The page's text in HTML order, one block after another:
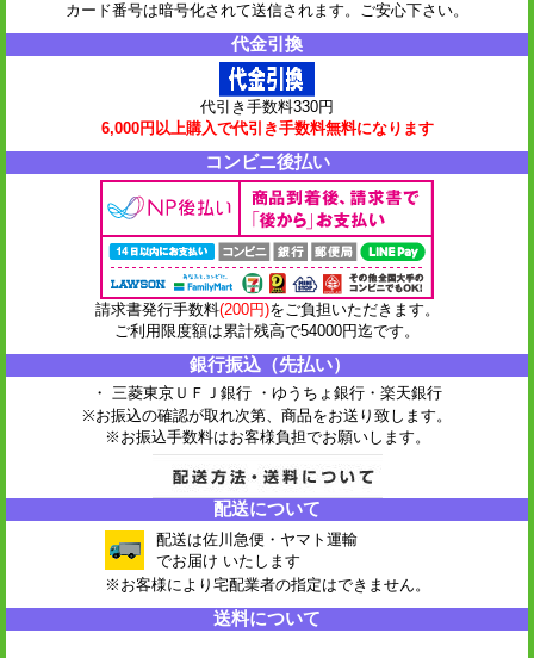
カード番号は暗号化されて送信されます。ご安心下さい。
代金引換
代引き手数料330円
6,000円以上購入で代引き手数料無料になります
コンビニ後払い
請求書発行手数料(200円)をご負担いただきます。
ご利用限度額は累計残高で54000円迄です。
銀行振込（先払い）
・ 三菱東京ＵＦＪ銀行 ・ゆうちょ銀行 ・楽天銀行
※お振込の確認が取れ次第、商品をお送り致します。
※お振込手数料はお客様負担でお願いします。
配送について
配送は佐川急便・ヤマト運輸
でお届け いたします
※お客様により宅配業者の指定はできません。
送料について